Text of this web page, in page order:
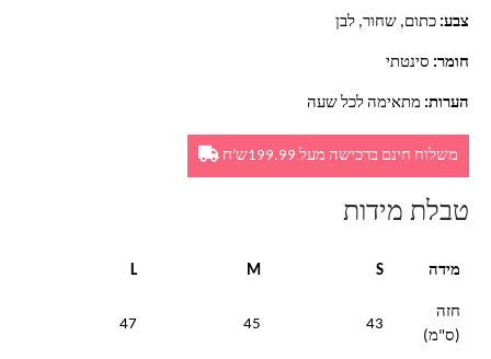
צבע: כתום, שחור, לבן
חומר: סינטתי
הערות: מתאימה לכל שעה
משלוח חינם ברכישה מעל 199.99ש'ח
טבלת מידות
מידה S
M
L
חזה
(ס"מ)
43
45
47